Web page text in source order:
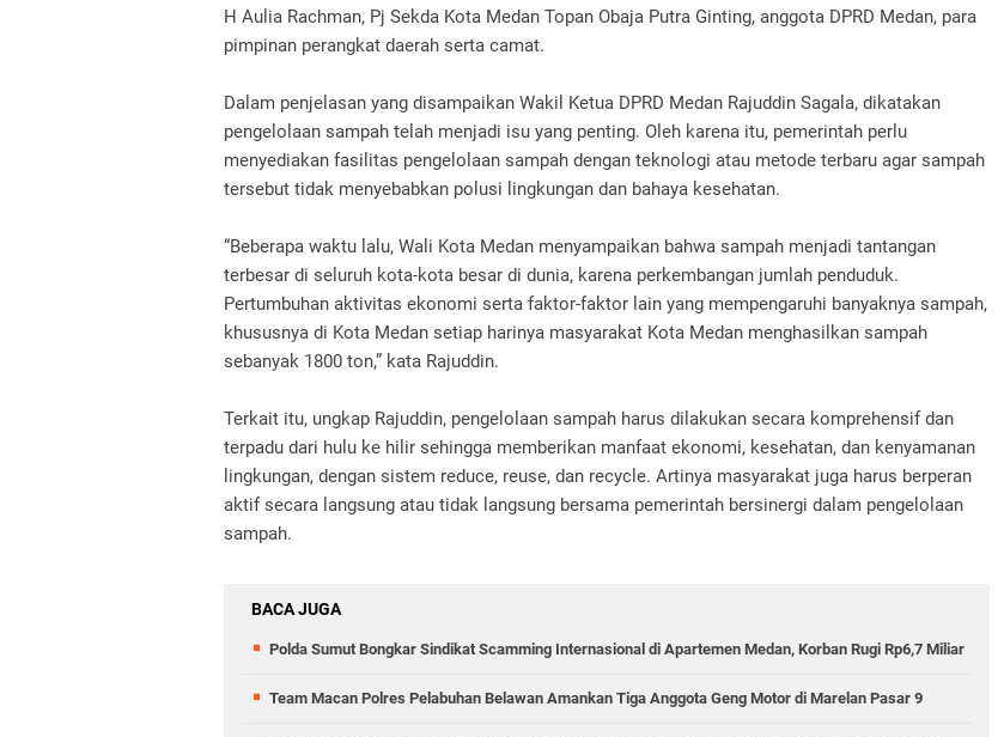
H Aulia Rachman, Pj Sekda Kota Medan Topan Obaja Putra Ginting, anggota DPRD Medan, para
pimpinan perangkat daerah serta camat.
Dalam penjelasan yang disampaikan Wakil Ketua DPRD Medan Rajuddin Sagala, dikatakan
pengelolaan sampah telah menjadi isu yang penting. Oleh karena itu, pemerintah perlu
menyediakan fasilitas pengelolaan sampah dengan teknologi atau metode terbaru agar sampah
tersebut tidak menyebabkan polusi lingkungan dan bahaya kesehatan.
“Beberapa waktu lalu, Wali Kota Medan menyampaikan bahwa sampah menjadi tantangan
terbesar di seluruh kota-kota besar di dunia, karena perkembangan jumlah penduduk.
Pertumbuhan aktivitas ekonomi serta faktor-faktor lain yang mempengaruhi banyaknya sampah,
khususnya di Kota Medan setiap harinya masyarakat Kota Medan menghasilkan sampah
sebanyak 1800 ton,” kata Rajuddin.
Terkait itu, ungkap Rajuddin, pengelolaan sampah harus dilakukan secara komprehensif dan
terpadu dari hulu ke hilir sehingga memberikan manfaat ekonomi, kesehatan, dan kenyamanan
lingkungan, dengan sistem reduce, reuse, dan recycle. Artinya masyarakat juga harus berperan
aktif secara langsung atau tidak langsung bersama pemerintah bersinergi dalam pengelolaan
sampah.
BACA JUGA
Polda Sumut Bongkar Sindikat Scamming Internasional di Apartemen Medan, Korban Rugi Rp6,7 Miliar
Team Macan Polres Pelabuhan Belawan Amankan Tiga Anggota Geng Motor di Marelan Pasar 9